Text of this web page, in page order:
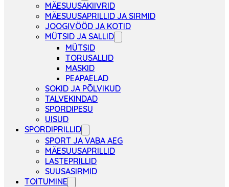
MÄESUUSAKIIVRID
MÄESUUSAPRILLID JA SIRMID
JOOGIVÖÖD JA KOTID
MÜTSID JA SALLID
MÜTSID
TORUSALLID
MASKID
PEAPAELAD
SOKID JA PÕLVIKUD
TALVEKINDAD
SPORDIPESU
UISUD
SPORDIPRILLID
SPORT JA VABA AEG
MÄESUUSAPRILLID
LASTEPRILLID
SUUSASIRMID
TOITUMINE